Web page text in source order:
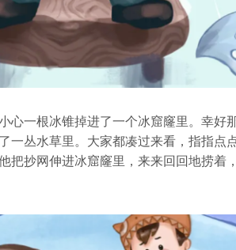
心一根冰锥掉进了一个冰窟窿里。幸好
一丛水草里。大家都凑过来看，指指点
把抄网伸进冰窟窿里，来来回回地捞着